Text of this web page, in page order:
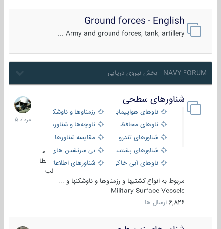
Ground forces - English
Army and ground forces, tank, artillery ...
NAVY FORUM - بخش نیروی دریایی
شناورهای سطحی
ناوهای هواپیمابر و بالگرد بررزمناوها و ناوشکن‌ها
ناوهای محافظ
ناوچه‌ها و شناورهای گشتی
شناورهای تندرو
مقایسه شناورها
شناورهای پشتیبانی
بی سرنشین های دریایی
ناوهای آبی خاکی و نیروبرشناورهای اطلاعاتی و جاسوسی
طا
لب
مربوط به انواع کشتیها و رزمناوها و ناوشکنها و ...
Military Surface Vessels
6,826 ارسال ها
2
مرداد
1405